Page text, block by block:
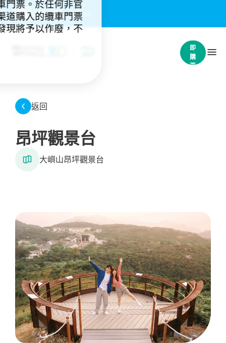
重要通知：(4)
立
即
購
票
門票。於任何非官
道購入的纜車門票
現將予以作廢，不
返回
昂坪觀景台
大嶼山昂坪觀景台